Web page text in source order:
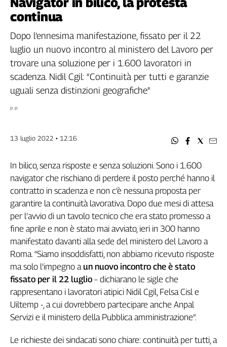
Filcams
Filctem
Fillea
Filt
Fiom
Flc
Fp
Slc
Inca
Caaf
Speciali
G8
di
Genova,
sangue
della
ragione
120
anni
Cgil
Academy
continua
Dopo l’ennesima manifestazione, fissato per il 22
luglio un nuovo incontro al ministero del Lavoro per
trovare una soluzione per i 1.600 lavoratori in
scadenza. Nidil Cgil: “Continuità per tutti e garanzie
uguali senza distinzioni geografiche"
P. P.
13 luglio 2022 • 12:16
In bilico, senza risposte e senza soluzioni. Sono i 1.600
navigator che rischiano di perdere il posto perché hanno il
contratto in scadenza e non c’è nessuna proposta per
garantire la continuità lavorativa. Dopo due mesi di attesa
per l’avvio di un tavolo tecnico che era stato promesso a
fine aprile e non è stato mai avviato, ieri in 300 hanno
manifestato davanti alla sede del ministero del Lavoro a
Roma. “Siamo insoddisfatti, non abbiamo ricevuto risposte
ma solo l’impegno a un nuovo incontro che è stato
fissato per il 22 luglio – dichiarano le sigle che
rappresentano i lavoratori atipici Nidil Cgil, Felsa Cisl e
Uiltemp -, a cui dovrebbero partecipare anche Anpal
Servizi e il ministero della Pubblica amministrazione”.
Le richieste dei sindacati sono chiare: continuità per tutti, a